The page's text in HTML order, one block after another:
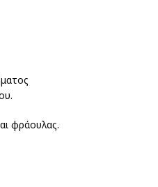
φράουλας.